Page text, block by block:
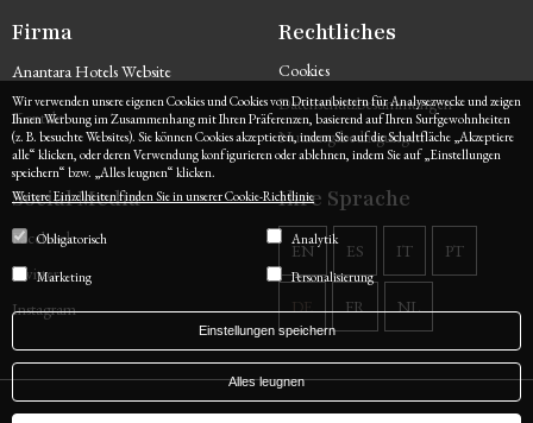
Wir verwenden unsere eigenen Cookies und Cookies von Drittanbietern für Analysezwecke und zeigen
Ihnen Werbung im Zusammenhang mit Ihren Präferenzen, basierend auf Ihren Surfgewohnheiten
(z. B. besuchte Websites). Sie können Cookies akzeptieren, indem Sie auf die Schaltfläche „Akzeptiere
alle“ klicken, oder deren Verwendung konfigurieren oder ablehnen, indem Sie auf „Einstellungen
speichern“ bzw. „Alles leugnen“ klicken.
Weitere Einzelheiten finden Sie in unserer Cookie-Richtlinie
Obligatorisch Analytik
Marketing Personalisierung
Einstellungen speichern
Alles leugnen
Firma
Anantara Hotels Website
Kontakt
Rechtliches
Cookies
Datenschutzbestimmungen
Nutzungsbedingungen
Social Media
Facebook
Twitter
Instagram
Ihre Sprache
EN ES IT PT
DE FR NL